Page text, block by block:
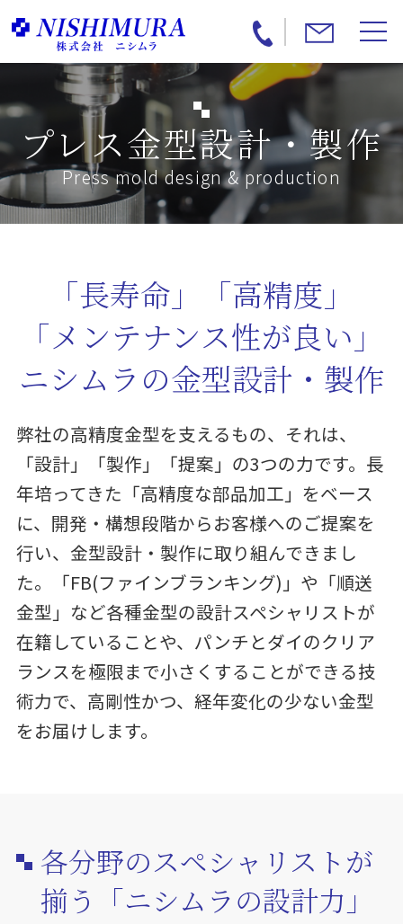
プレス金型設計・製作
Press mold design & production
「長寿命」「高精度」
「メンテナンス性が良い」
ニシムラの金型設計・製作
弊社の高精度金型を支えるもの、それは、
「設計」「製作」「提案」の3つの力です。長
年培ってきた「高精度な部品加工」をベース
に、開発・構想段階からお客様へのご提案を
行い、金型設計・製作に取り組んできまし
た。「FB(ファインブランキング)」や「順送
金型」など各種金型の設計スペシャリストが
在籍していることや、パンチとダイのクリア
ランスを極限まで小さくすることができる技
術力で、高剛性かつ、経年変化の少ない金型
をお届けします。
各分野のスペシャリストが
揃う「ニシムラの設計力」